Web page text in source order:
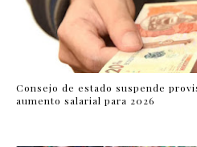
Consejo de estado suspende
aumento salarial para 2026